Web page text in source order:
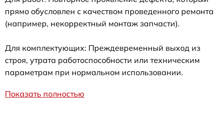
прямо обусловлен с качеством проведенного ремонта
(например, некорректный монтаж запчасти).
Для комплектующих: Преждевременный выход из
строя, утрата работоспособности или техническим
параметрам при нормальном использовании.
Показать полностью